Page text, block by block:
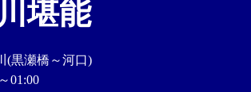
堪能
(黒瀬橋～河口)
01:00